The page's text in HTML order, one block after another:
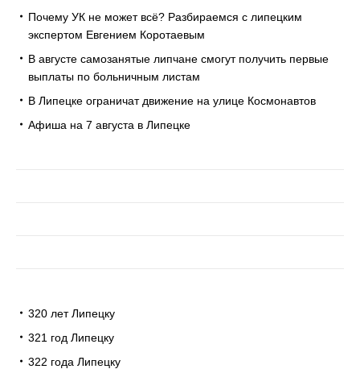
Почему УК не может всё? Разбираемся с липецким
экспертом Евгением Коротаевым
В августе самозанятые липчане смогут получить первые
выплаты по больничным листам
В Липецке ограничат движение на улице Космонавтов
Афиша на 7 августа в Липецке
320 лет Липецку
321 год Липецку
322 года Липецку